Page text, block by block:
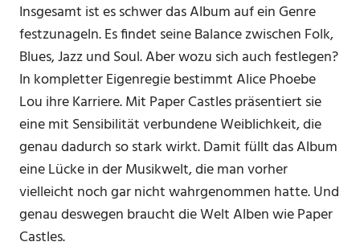
Insgesamt ist es schwer das Album auf ein Genre
festzunageln. Es findet seine Balance zwischen Folk,
Blues, Jazz und Soul. Aber wozu sich auch festlegen?
In kompletter Eigenregie bestimmt Alice Phoebe
Lou ihre Karriere. Mit Paper Castles präsentiert sie
eine mit Sensibilität verbundene Weiblichkeit, die
genau dadurch so stark wirkt. Damit füllt das Album
eine Lücke in der Musikwelt, die man vorher
vielleicht noch gar nicht wahrgenommen hatte. Und
genau deswegen braucht die Welt Alben wie Paper
Castles.